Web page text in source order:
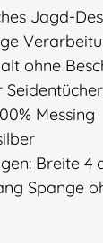
Jagd-
ohne
Messing
Breite 4
Spange